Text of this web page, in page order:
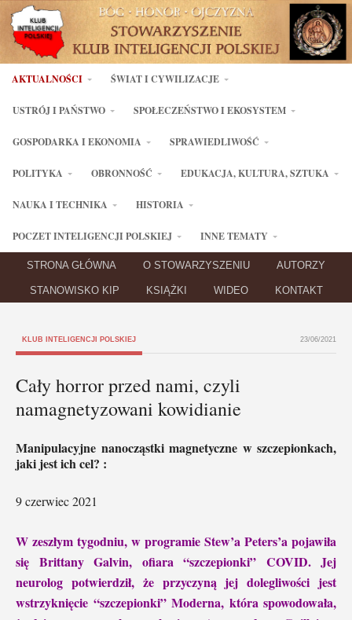
AKTUALNOŚCI ŚWIAT I CYWILIZACJE
USTRÓJ I PAŃSTWO SPOŁECZEŃSTWO I EKOSYSTEM
GOSPODARKA I EKONOMIA SPRAWIEDLIWOŚĆ
POLITYKA OBRONNOŚĆ EDUKACJA, KULTURA, SZTUKA
NAUKA I TECHNIKA HISTORIA
POCZET INTELIGENCJI POLSKIEJ INNE TEMATY
STRONA GŁÓWNA O STOWARZYSZENIU AUTORZY
STANOWISKO KIP KSIĄŻKI WIDEO KONTAKT
KLUB INTELIGENCJI POLSKIEJ 23/06/2021
Cały horror przed nami, czyli
namagnetyzowani kowidianie
Manipulacyjne nanocząstki magnetyczne w szczepionkach,
jaki jest ich cel? :
9 czerwiec 2021
W zeszłym tygodniu, w programie Stew’a Peters’a pojawiła
się Brittany Galvin, ofiara “szczepionki” COVID. Jej
neurolog potwierdził, że przyczyną jej dolegliwości jest
wstrzyknięcie “szczepionki” Moderna, która spowodowała,